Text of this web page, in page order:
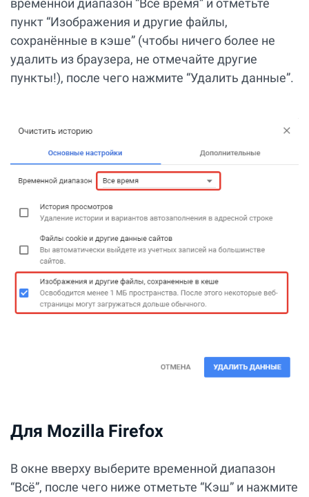
временной диапазон “Всё время” и отметьте
пункт “Изображения и другие файлы,
сохранённые в кэше” (чтобы ничего более не
удалить из браузера, не отмечайте другие
пункты!), после чего нажмите “Удалить данные”.
Для Mozilla Firefox
В окне вверху выберите временной диапазон
“Всё”, после чего ниже отметьте “Кэш” и нажмите